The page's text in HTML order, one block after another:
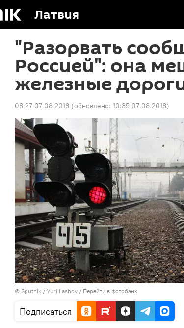
Латвия
"Разорвать
Россией": она
железные
08:27 07.08.2018 (обновлено: 10:35 07.08.2018)
© Sputnik / Yuri Lashov / Перейти в фотобанк
Подписаться